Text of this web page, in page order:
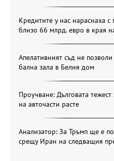
Кредитите у нас нараснаха
близо 66 млрд. евро в края
Апелативният съд не
бална зала в Белия дом
Проучване: Дълговата
на авточасти расте
Анализатор: За Тръмп ще е
срещу Иран на следващия